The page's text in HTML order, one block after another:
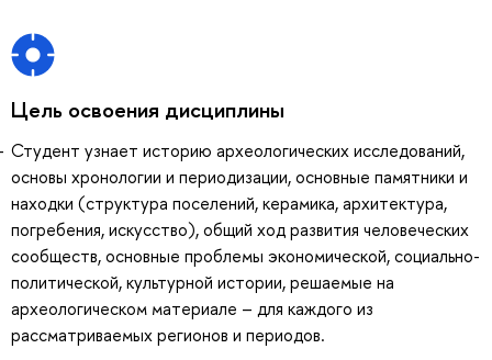
Цель освоения дисциплины
Студент узнает историю археологических исследований,
основы хронологии и периодизации, основные памятники и
находки (структура поселений, керамика, архитектура,
погребения, искусство), общий ход развития человеческих
сообществ, основные проблемы экономической, социально-
политической, культурной истории, решаемые на
археологическом материале – для каждого из
рассматриваемых регионов и периодов.